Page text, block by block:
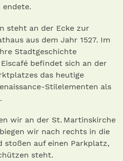
endete.
steht an der Ecke zur
aus dem Jahr 1527. Im
Stadtgeschichte
befindet sich an der
das heutige
Stilelementen als
wir an der St. Martinskirche
wir nach rechts in die
auf einen Parkplatz,
steht.